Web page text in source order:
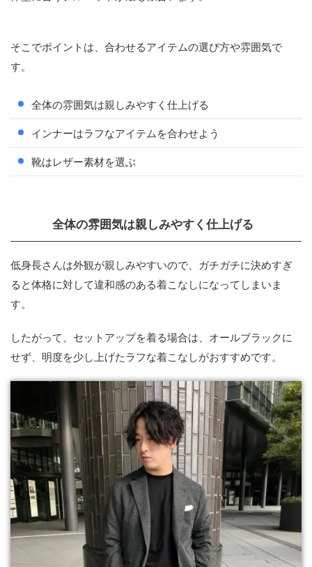
そこでポイントは、合わせるアイテムの選び方や雰囲気で
す。
全体の雰囲気は親しみやすく仕上げる
インナーはラフなアイテムを合わせよう
靴はレザー素材を選ぶ
全体の雰囲気は親しみやすく仕上げる
低身長さんは外観が親しみやすいので、ガチガチに決めすぎ
ると体格に対して違和感のある着こなしになってしまいま
す。
したがって、セットアップを着る場合は、オールブラックに
せず、明度を少し上げたラフな着こなしがおすすめです。